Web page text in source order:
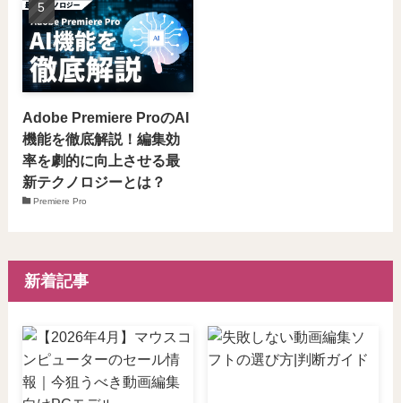
Adobe Premiere ProのAI
機能を徹底解説！編集効
率を劇的に向上させる最
新テクノロジーとは？
Premiere Pro
新着記事